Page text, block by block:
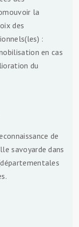
la
des
:
en cas
du
de
savoyarde dans